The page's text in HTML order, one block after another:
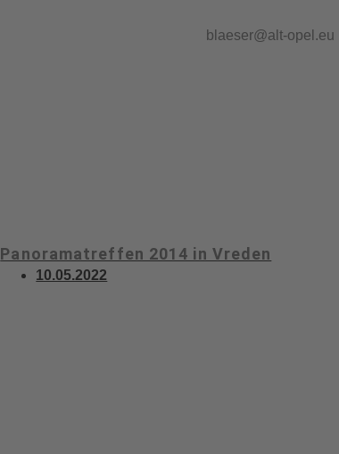
blaeser@alt-opel.eu
Panoramatreffen 2014 in Vreden
10.05.2022